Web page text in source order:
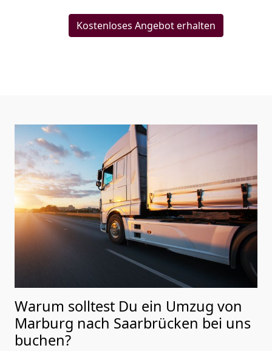
Kostenloses Angebot erhalten
Warum solltest Du ein Umzug von
Marburg nach Saarbrücken bei uns
buchen?